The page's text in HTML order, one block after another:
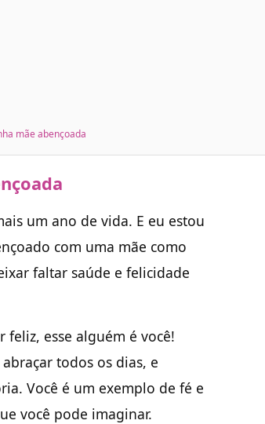
mãe abençoada
um ano de vida. E eu estou
com uma mãe como
faltar saúde e felicidade
feliz, esse alguém é você!
todos os dias, e
Você é um exemplo de fé e
você pode imaginar.